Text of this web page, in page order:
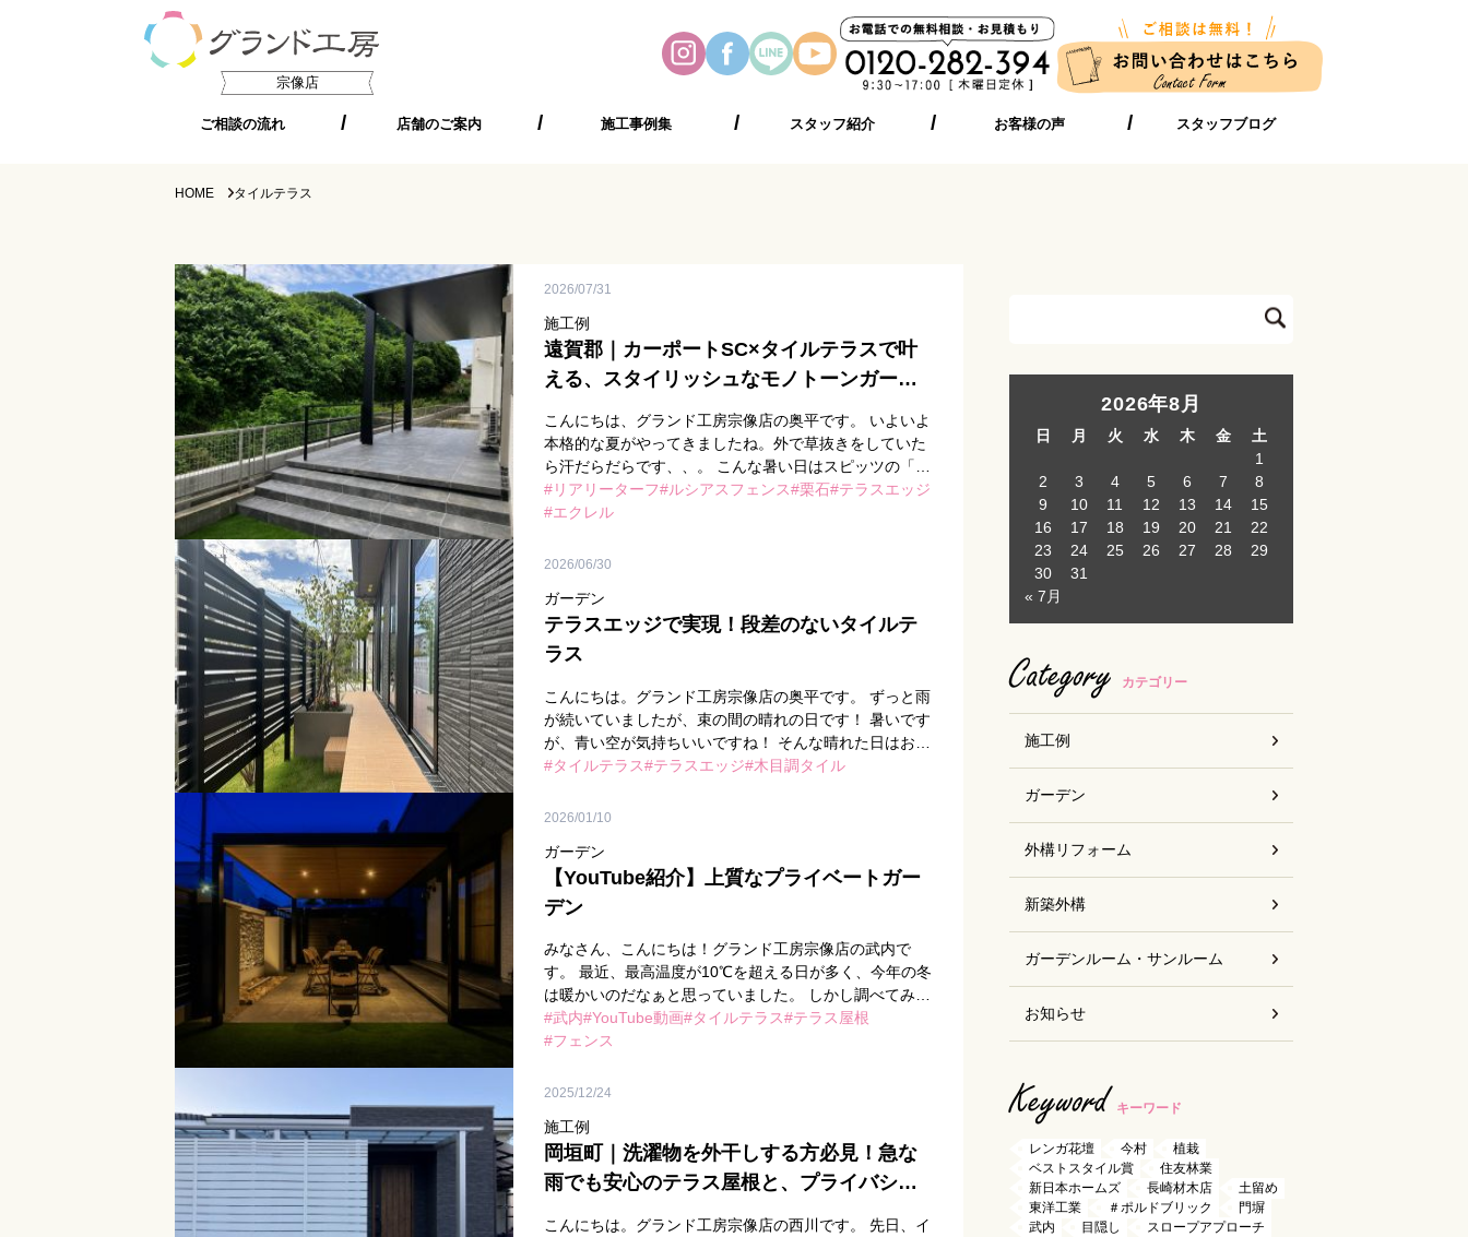
宗像店
ご相談の流れ 店舗のご案内 施工事例集 スタッフ紹介 お客様の声 スタッフブログ
HOME タイルテラス
2026/07/31
施工例
遠賀郡｜カーポートSC×タイルテラスで叶
える、スタイリッシュなモノトーンガーデ
こんにちは、グランド工房宗像店の奥平です。 いよいよ
本格的な夏がやってきましたね。外で草抜きをしていた
ら汗だらだらです、、。 こんな暑い日はスピッツの「プ
ール」でも聴こうかな、、。懐かしくもありちょっと涼
しくもなるおスス […]
リアリーターフ ルシアスフェンス 栗石 テラスエッジ
エクレル
2026/06/30
ガーデン
テラスエッジで実現！段差のないタイルテ
ラス
こんにちは。グランド工房宗像店の奥平です。 ずっと雨
が続いていましたが、束の間の晴れの日です！ 暑いです
が、青い空が気持ちいいですね！ そんな晴れた日はお外
でくつろいだりご飯食べたりもいいですね。 今回は、た
タイルテラス テラスエッジ 木目調タイル
2026/01/10
ガーデン
【YouTube紹介】上質なプライベートガー
デン
みなさん、こんにちは！グランド工房宗像店の武内で
す。 最近、最高温度が10℃を超える日が多く、今年の冬
は暖かいのだなぁと思っていました。 しかし調べてみる
と、福岡の１月の最高温度の平均は11℃前後でした。 毎
年、経験して […]
武内 YouTube動画 タイルテラス
テラス屋根
フェンス
2025/12/24
施工例
岡垣町｜洗濯物を外干しする方必見！急な
雨でも安心のテラス屋根と、プライバシー
確保の目隠しフェンス
こんにちは。グランド工房宗像店の西川です。 先日、イ
2026年8月
日 月 火 水 木 金
土
1
2
3 4 5 6 7
8
9
10 11 12 13 14
15
16
17 18 19 20 21
22
23
24 25 26 27 28
29
30
31
« 7月
Category カテゴリー
施工例
ガーデン
外構リフォーム
新築外構
ガーデンルーム・サンルーム
お知らせ
Keyword キーワード
レンガ花壇 今村
植栽
ベストスタイル賞
住友林業
新日本ホームズ
長崎材木店
土留め
東洋工業
＃ポルドブリック
門塀
武内
目隠し
スロープアプローチ